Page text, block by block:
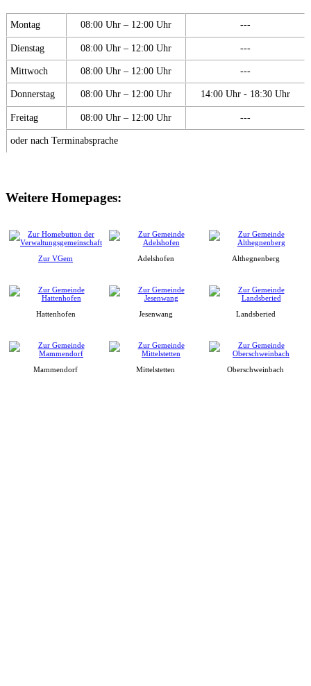
Montag 08:00 Uhr – 12:00 Uhr ---
Dienstag 08:00 Uhr – 12:00 Uhr ---
Mittwoch 08:00 Uhr – 12:00 Uhr ---
Donnerstag 08:00 Uhr – 12:00 Uhr 14:00 Uhr - 18:30 Uhr
Freitag 08:00 Uhr – 12:00 Uhr ---
oder nach Terminabsprache
Weitere Homepages:
Zur VGem Adelshofen Althegnenberg
Hattenhofen Jesenwang Landsberied
Mammendorf Mittelstetten Oberschweinbach